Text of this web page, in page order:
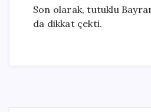
Son olarak, tutuklu
da dikkat çekti.